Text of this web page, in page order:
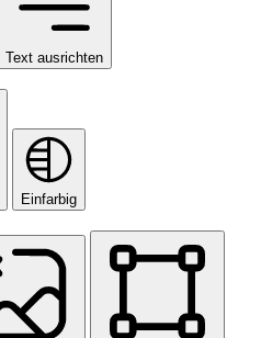
Text ausrichten
Einfarbig